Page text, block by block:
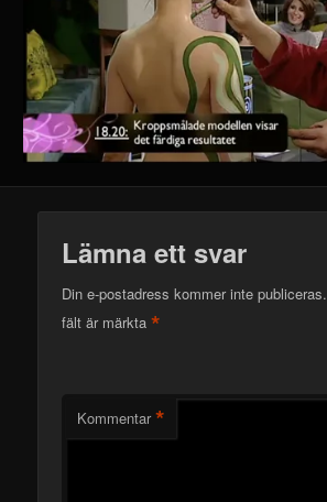
Lämna ett svar
Din e-postadress kommer inte publiceras.
fält är märkta*
Kommentar *